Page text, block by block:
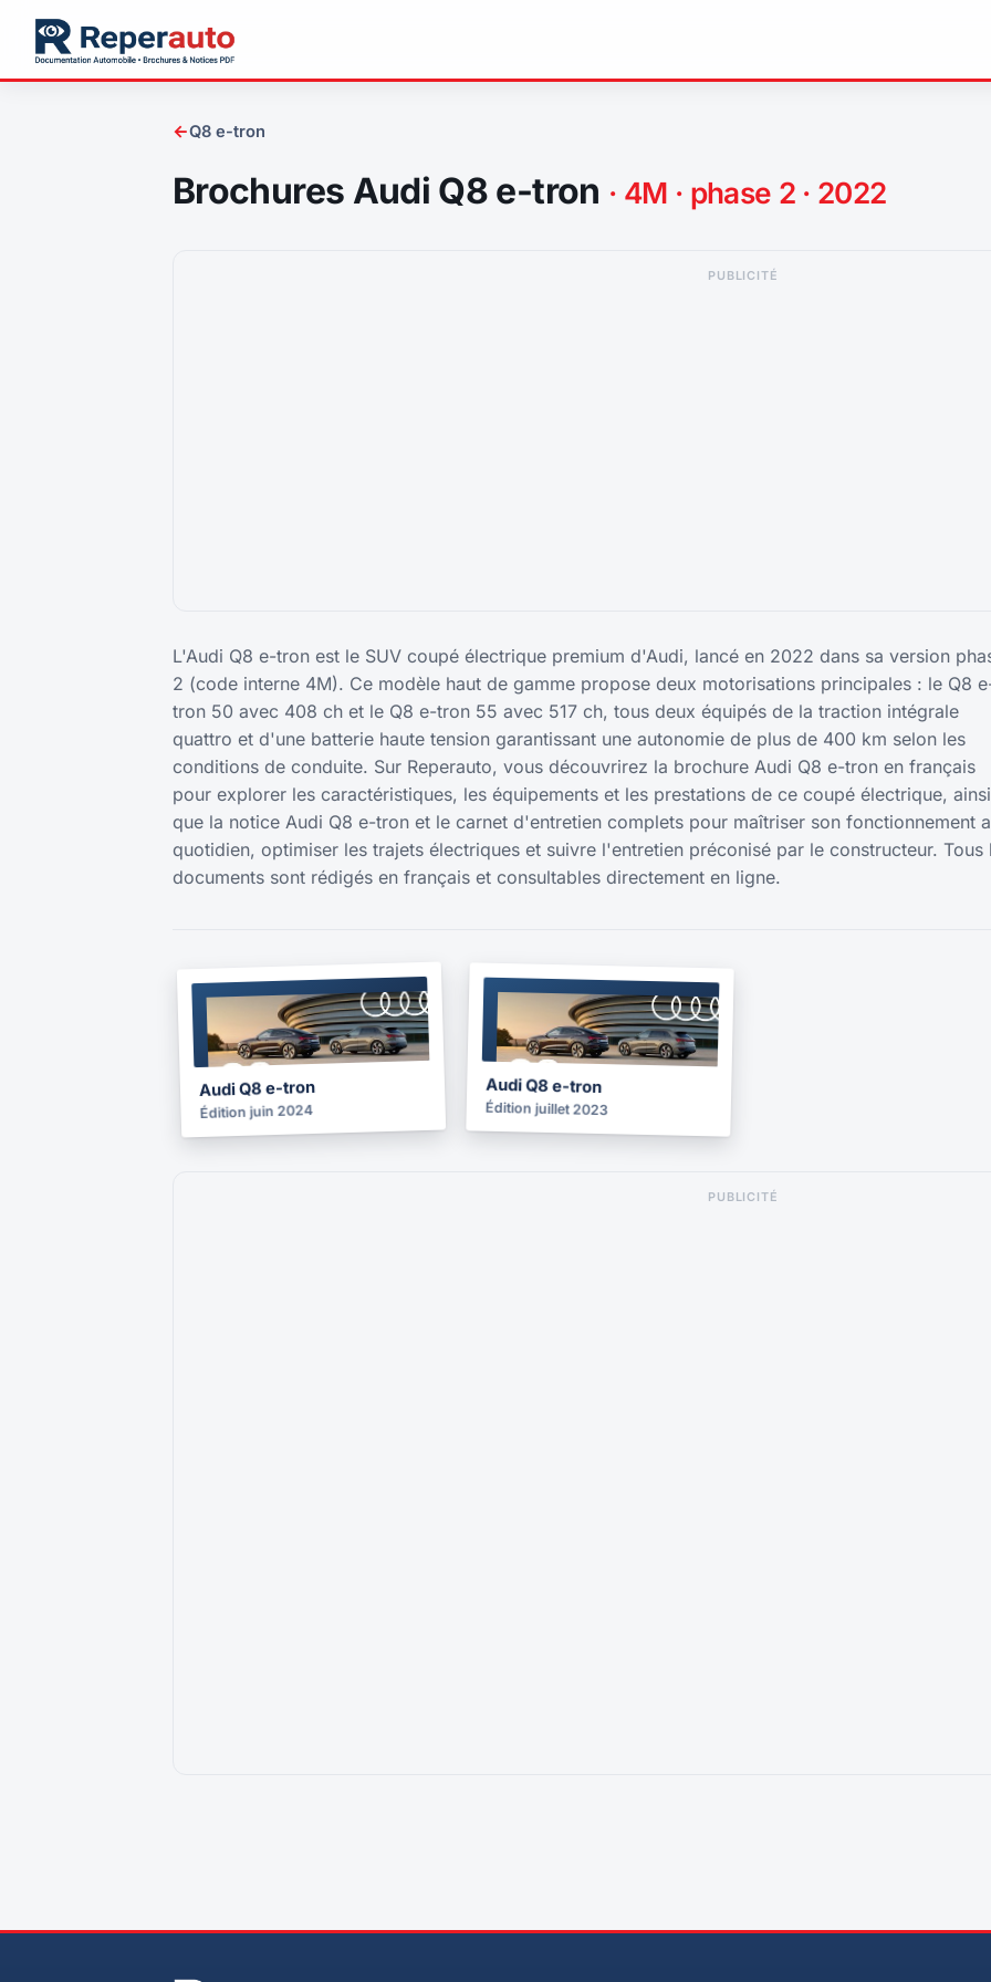
←Q8 e-tron
Brochures Audi Q8 e-tron · 4M · phase 2 · 2022
PUBLICITÉ
L'Audi Q8 e-tron est le SUV coupé électrique premium d'Audi, lancé en 2022 dans sa version
2 (code interne 4M). Ce modèle haut de gamme propose deux motorisations principales : le Q8
tron 50 avec 408 ch et le Q8 e-tron 55 avec 517 ch, tous deux équipés de la traction intégrale
quattro et d'une batterie haute tension garantissant une autonomie de plus de 400 km selon les
conditions de conduite. Sur Reperauto, vous découvrirez la brochure Audi Q8 e-tron en français
pour explorer les caractéristiques, les équipements et les prestations de ce coupé électrique, ainsi
que la notice Audi Q8 e-tron et le carnet d'entretien complets pour maîtriser son fonctionnement
quotidien, optimiser les trajets électriques et suivre l'entretien préconisé par le constructeur. Tous
documents sont rédigés en français et consultables directement en ligne.
BROCHURE
2024
Audi Q8 e-tron
Édition juin 2024
BROCHURE
2023
Audi Q8 e-tron
Édition juillet 2023
PUBLICITÉ